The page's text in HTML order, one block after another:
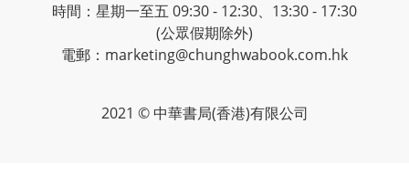
時間：星期一至五 09:30 - 12:30、13:30 - 17:30
(公眾假期除外)
電郵：marketing@chunghwabook.com.hk
2021 © 中華書局(香港)有限公司